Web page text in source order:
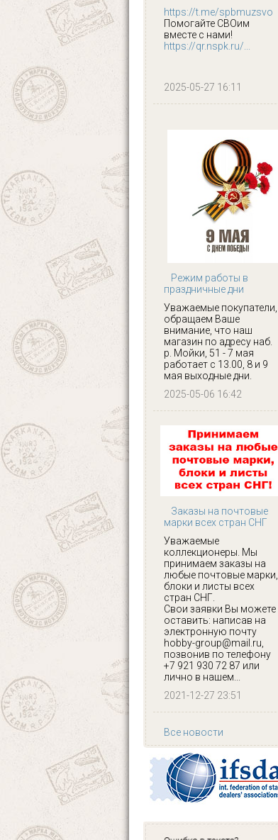
https://t.me/spbmuzsvo
Помогайте СВОим
вместе с нами!
https://qr.nspk.ru/...
2025-05-27 16:11
Режим работы в
праздничные дни
Уважаемые покупатели,
обращаем Ваше
внимание, что наш
магазин по адресу наб.
р. Мойки, 51 - 7 мая
работает с 13.00, 8 и 9
мая выходные дни.
2025-05-06 16:42
Заказы на почтовые
марки всех стран СНГ
Уважаемые
коллекционеры. Мы
принимаем заказы на
любые почтовые марки,
блоки и листы всех
стран СНГ.
Свои заявки Вы можете
оставить: написав на
электронную почту
hobby-group@mail.ru,
позвонив по телефону
+7 921 930 72 87 или
лично в нашем...
2021-12-27 23:51
Все новости